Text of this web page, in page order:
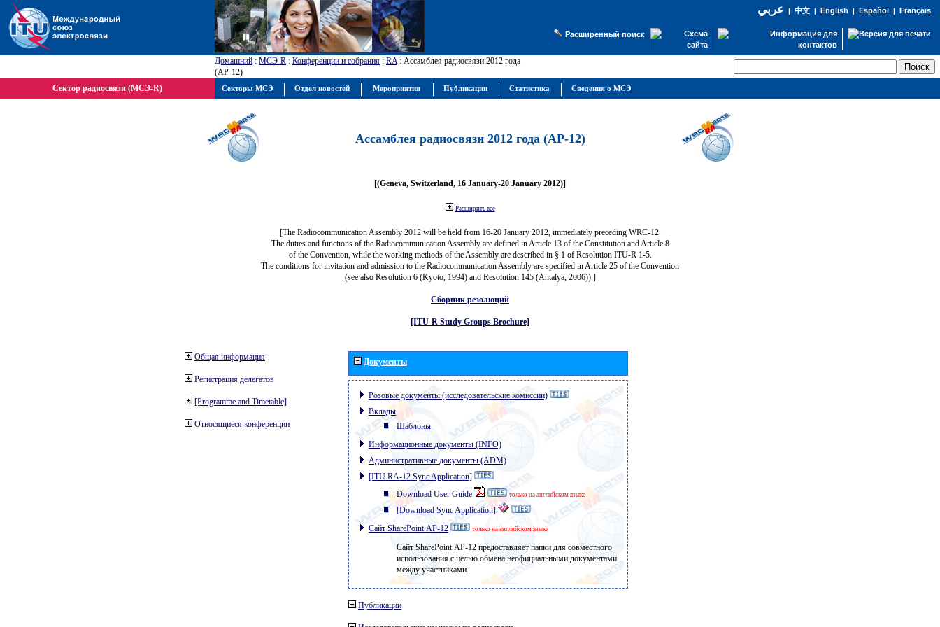
عربي| 中文| English | Español | Français
Расширенный поиск
Домашний : МСЭ-R : Конференции и собрания : RA: Ассамблея радиосвязи 2012 года
(АР-12)
Сектор радиосвязи (МСЭ-R)
Ассамблея радиосвязи 2012 года (АР-12)
[(Geneva, Switzerland, 16 January-20 January 2012)]
Расширить все
[The Radiocommunication Assembly 2012 will be held from 16-20 January 2012, immediately preceding WRC-12.
The duties and functions of the Radiocommunication Assembly are defined in Article 13 of the Constitution and Article 8
of the Convention, while the working methods of the Assembly are described in § 1 of Resolution ITU-R 1-5.
The conditions for invitation and admission to the Radiocommunication Assembly are specified in Article 25 of the Convention
(see also Resolution 6 (Kyoto, 1994) and Resolution 145 (Antalya, 2006)).]
Сборник резолюций
[ITU-R Study Groups Brochure]
Общая информация
Регистрация делегатов
[Programme and Timetable]
Относящиеся конференции
Документы
Розовые документы (исследовательские комиссии)
Вклады
Шаблоны
Информационные документы (INFO)
Административные документы (ADM)
[ITU RA-12 Sync Application]
Download User Guide
только на английском языке
[Download Sync Application]
Сайт SharePoint АР-12
только на английском языке
Сайт SharePoint АР-12 предоставляет папки для совместного
использования с целью обмена неофициальными документами
между участниками.
Публикации
Секторы МСЭ Отдел новостей Мероприятия Публикации Статистика Сведения о МСЭ